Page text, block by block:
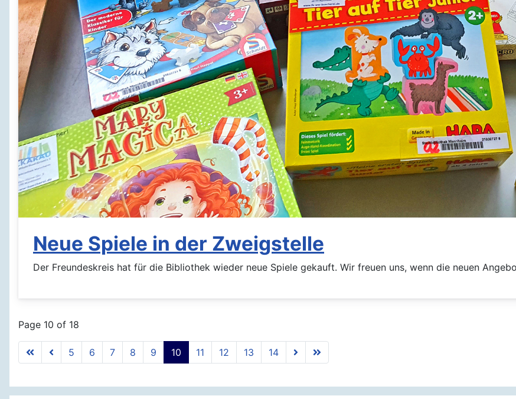
Neue Spiele in der Zweigstelle
Der Freundeskreis hat für die Bibliothek wieder neue Spiele gekauft. Wir freuen uns, wenn die neuen
Page 10 of 18
5 6 7 8 9 10 11 12 13 14